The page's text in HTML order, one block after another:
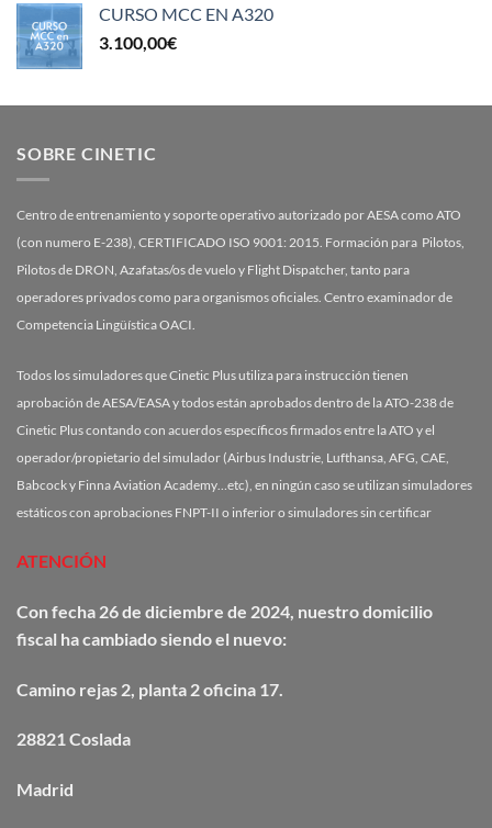
CURSO MCC EN A320
3.100,00€
SOBRE CINETIC
Centro de entrenamiento y soporte operativo autorizado por AESA como ATO
(con numero E-238), CERTIFICADO ISO 9001: 2015. Formación para Pilotos,
Pilotos de DRON, Azafatas/os de vuelo y Flight Dispatcher, tanto para
operadores privados como para organismos oficiales. Centro examinador de
Competencia Lingüística OACI.
Todos los simuladores que Cinetic Plus utiliza para instrucción tienen
aprobación de AESA/EASA y todos están aprobados dentro de la ATO-238 de
Cinetic Plus contando con acuerdos específicos firmados entre la ATO y el
operador/propietario del simulador (Airbus Industrie, Lufthansa, AFG, CAE,
Babcock y Finna Aviation Academy…etc), en ningún caso se utilizan simuladores
estáticos con aprobaciones FNPT-II o inferior o simuladores sin certificar
ATENCIÓN
Con fecha 26 de diciembre de 2024, nuestro domicilio
fiscal ha cambiado siendo el nuevo:
Camino rejas 2, planta 2 oficina 17.
28821 Coslada
Madrid